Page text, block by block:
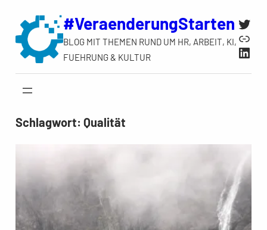
Inhalt
springen
#VeraenderungStarten
BLOG MIT THEMEN RUND UM HR, ARBEIT, KI,
FUEHRUNG & KULTUR
Link
Schlagwort: Qualität